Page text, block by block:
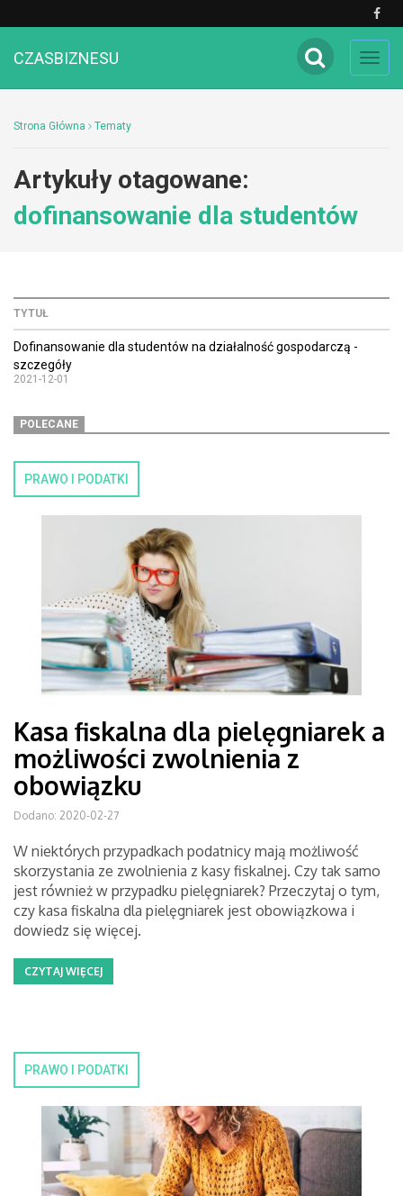
CZASBIZNESU
Strona Główna Tematy
Artykuły otagowane:
dofinansowanie dla studentów
TYTUŁ
Dofinansowanie dla studentów na działalność gospodarczą -
szczegóły
2021-12-01
POLECANE
PRAWO I PODATKI
Kasa fiskalna dla pielęgniarek a
możliwości zwolnienia z
obowiązku
Dodano: 2020-02-27
W niektórych przypadkach podatnicy mają możliwość
skorzystania ze zwolnienia z kasy fiskalnej. Czy tak samo
jest również w przypadku pielęgniarek? Przeczytaj o tym,
czy kasa fiskalna dla pielęgniarek jest obowiązkowa i
dowiedz się więcej.
CZYTAJ WIĘCEJ
PRAWO I PODATKI